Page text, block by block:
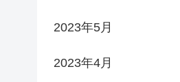
2023年5月
2023年4月